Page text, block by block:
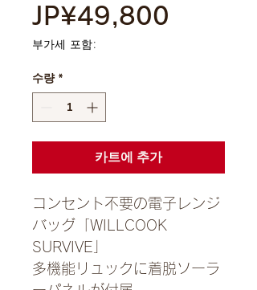
JP¥49,800
부가세 포함:
수량 *
카트에 추가
コンセント不要の電子レンジ
バッグ「WILLCOOK
SURVIVE」
多機能リュックに着脱ソーラ